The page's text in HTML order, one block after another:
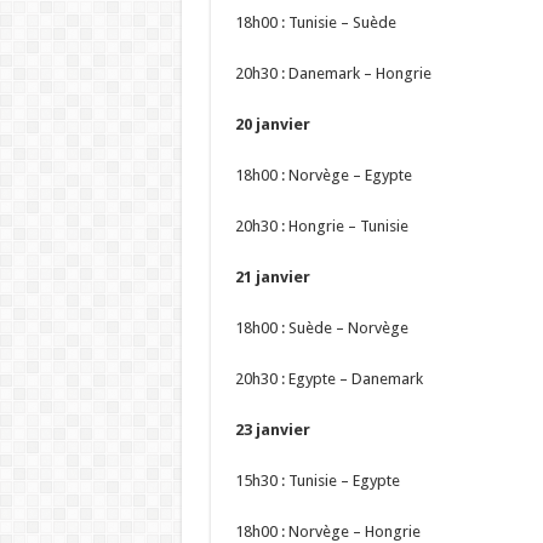
18h00 : Tunisie – Suède
20h30 : Danemark – Hongrie
20 janvier
18h00 : Norvège – Egypte
20h30 : Hongrie – Tunisie
21 janvier
18h00 : Suède – Norvège
20h30 : Egypte – Danemark
23 janvier
15h30 : Tunisie – Egypte
18h00 : Norvège – Hongrie